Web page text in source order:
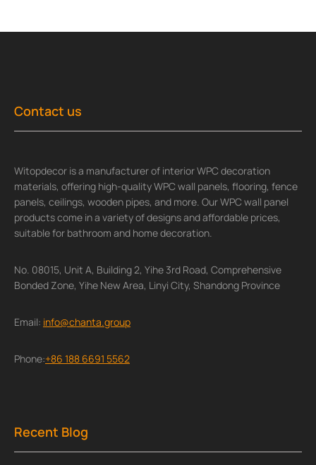
Contact us
Witopdecor is a manufacturer of interior WPC decoration
materials, offering high-quality WPC wall panels, flooring, fence
panels, ceilings, wooden pipes, and more. Our WPC wall panel
products come in a variety of designs and affordable prices,
suitable for bathroom and home decoration.
No. 08015, Unit A, Building 2, Yihe 3rd Road, Comprehensive
Bonded Zone, Yihe New Area, Linyi City, Shandong Province
Email: info@chanta.group
Phone:+86 188 6691 5562
Recent Blog